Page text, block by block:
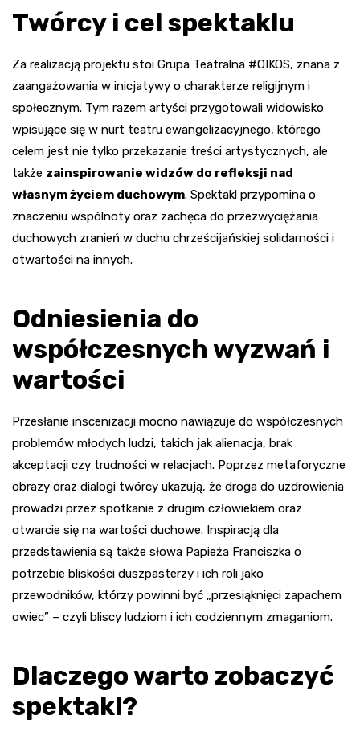
Twórcy i cel spektaklu
Za realizacją projektu stoi Grupa Teatralna #OIKOS, znana z
zaangażowania w inicjatywy o charakterze religijnym i
społecznym. Tym razem artyści przygotowali widowisko
wpisujące się w nurt teatru ewangelizacyjnego, którego
celem jest nie tylko przekazanie treści artystycznych, ale
także zainspirowanie widzów do refleksji nad
własnym życiem duchowym. Spektakl przypomina o
znaczeniu wspólnoty oraz zachęca do przezwyciężania
duchowych zranień w duchu chrześcijańskiej solidarności i
otwartości na innych.
Odniesienia do
współczesnych wyzwań i
wartości
Przesłanie inscenizacji mocno nawiązuje do współczesnych
problemów młodych ludzi, takich jak alienacja, brak
akceptacji czy trudności w relacjach. Poprzez metaforyczne
obrazy oraz dialogi twórcy ukazują, że droga do uzdrowienia
prowadzi przez spotkanie z drugim człowiekiem oraz
otwarcie się na wartości duchowe. Inspiracją dla
przedstawienia są także słowa Papieża Franciszka o
potrzebie bliskości duszpasterzy i ich roli jako
przewodników, którzy powinni być „przesiąknięci zapachem
owiec” – czyli bliscy ludziom i ich codziennym zmaganiom.
Dlaczego warto zobaczyć
spektakl?